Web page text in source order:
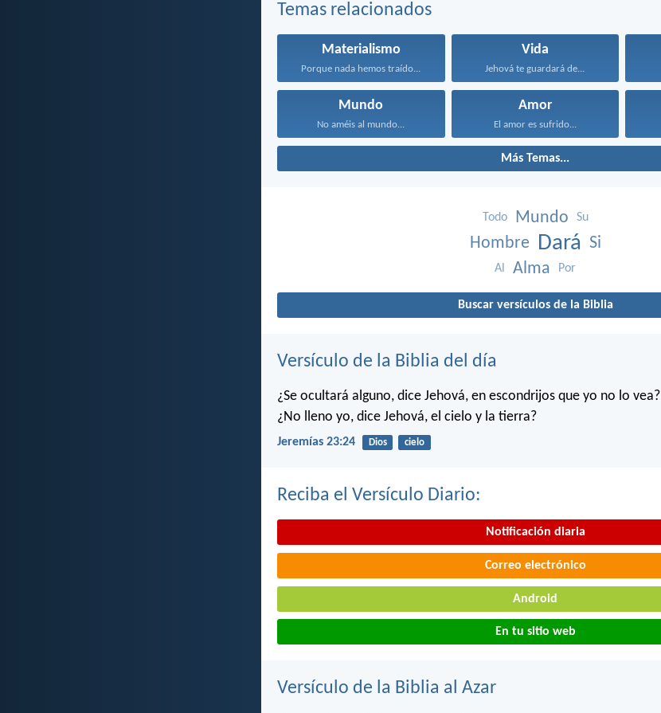
Temas relacionados
Materialismo
Porque nada hemos traído...
Vida
Jehová te guardará de...
Mundo
No améis al mundo...
Amor
El amor es sufrido...
Más Temas...
Todo Mundo Su
Hombre Dará Si
Al Alma Por
Buscar versículos de la Biblia
Versículo de la Biblia del día
¿Se ocultará alguno, dice Jehová, en escondrijos que yo no lo vea?
¿No lleno yo, dice Jehová, el cielo y la tierra?
Jeremías 23:24 Dios cielo
Reciba el Versículo Diario:
Notificación diaria
Correo electrónico
Android
En tu sitio web
Versículo de la Biblia al Azar